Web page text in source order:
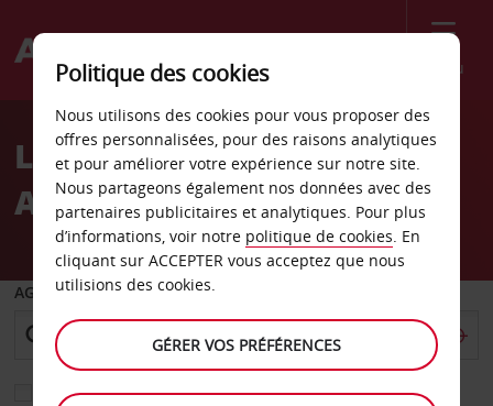
Menu
Welcome
AvisLocation de voiture
Aéroport de Merimbula
AGENCE DE DÉPART
Sélectionnez une autre agence de retour
Politique des cookies
Nous utilisons des cookies pour vous proposer des
offres personnalisées, pour des raisons analytiques
et pour améliorer votre expérience sur notre site.
Nous partageons également nos données avec des
partenaires publicitaires et analytiques. Pour plus
d’informations, voir notre politique de cookies. En
cliquant sur ACCEPTER vous acceptez que nous
utilisions des cookies.
GÉRER VOS PRÉFÉRENCES